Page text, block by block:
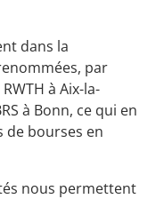
dans la
par
à Aix-la-
à Bonn, ce qui en
de bourses en
nous permettent